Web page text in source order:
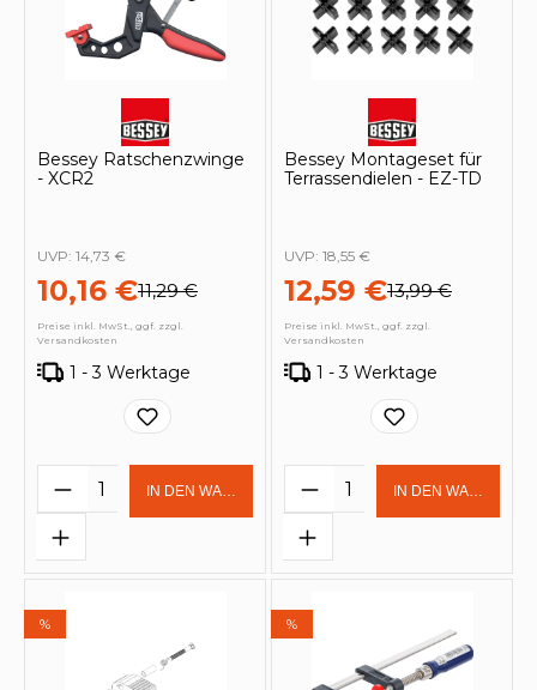
Bessey Ratschenzwinge
- XCR2
10,16 €11,29 €
UVP: 14,73 €
Preise inkl. MwSt., ggf. zzgl.
Versandkosten
1 - 3 Werktage
Produkt Anzahl: Gib den
IN DEN WARENKORB
Bessey Montageset für
Terrassendielen - EZ-TD
12,59 €13,99 €
UVP: 18,55 €
Preise inkl. MwSt., ggf. zzgl.
Versandkosten
1 - 3 Werktage
Produkt Anzahl:
IN DEN
% %